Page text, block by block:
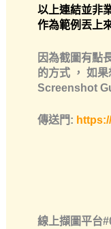
以上連結並非
作為範例丟上
因為截圖有點
的方式 ， 如
Screenshot
傳送門:
線上擷圖平台